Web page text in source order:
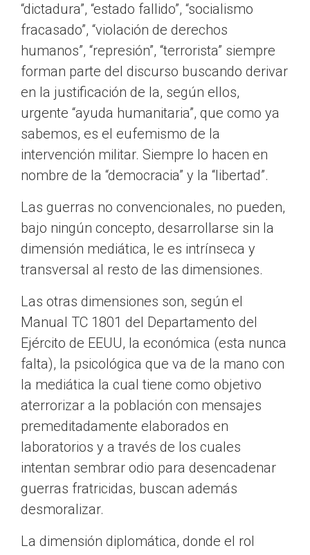
“dictadura”, “estado fallido”, “socialismo
fracasado”, “violación de derechos
humanos”, “represión”, “terrorista” siempre
forman parte del discurso buscando derivar
en la justificación de la, según ellos,
urgente “ayuda humanitaria”, que como ya
sabemos, es el eufemismo de la
intervención militar. Siempre lo hacen en
nombre de la “democracia” y la “libertad”.
Las guerras no convencionales, no pueden,
bajo ningún concepto, desarrollarse sin la
dimensión mediática, le es intrínseca y
transversal al resto de las dimensiones.
Las otras dimensiones son, según el
Manual TC 1801 del Departamento del
Ejército de EEUU, la económica (esta nunca
falta), la psicológica que va de la mano con
la mediática la cual tiene como objetivo
aterrorizar a la población con mensajes
premeditadamente elaborados en
laboratorios y a través de los cuales
intentan sembrar odio para desencadenar
guerras fratricidas, buscan además
desmoralizar.
La dimensión diplomática, donde el rol